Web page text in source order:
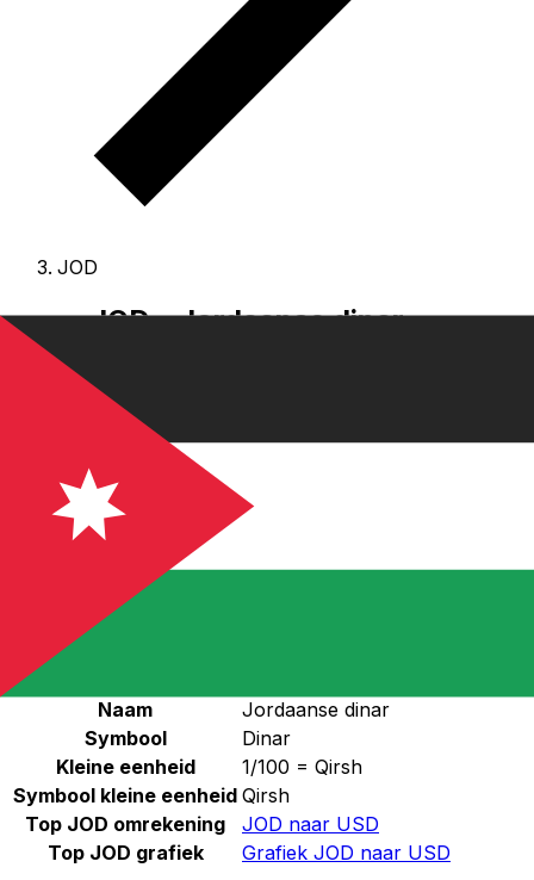
JOD
JOD - Jordaanse dinar
De Jordaanse dinar is de valuta van Jordanië.
ranglijsten tonen dat de populairste Jordaanse dinar
wisselkoers JOD naar USD is.
, en het symbool is JD.Hieronder vindt u
Jordaanse dinar koersen en een converter.
Selecteer een valuta
Jordaanse dinar
Naam
Jordaanse dinar
Symbool
Dinar
Kleine eenheid
1/100 = Qirsh
Symbool kleine eenheid Qirsh
Top JOD omrekening
JOD naar USD
Top JOD grafiek
Grafiek JOD naar USD